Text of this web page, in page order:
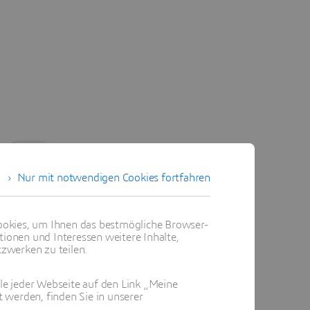
Nur mit notwendigen Cookies fortfahren
um Ihnen das bestmögliche Browser-
und Interessen weitere Inhalte,
zu teilen.
jeder Webseite auf den Link „Meine
werden, finden Sie in unserer